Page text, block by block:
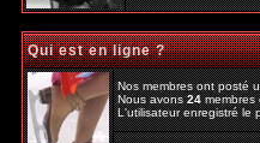
Qui est en ligne ?
Nos membres ont posté
Nous avons24membres
L'utilisateur enregistré le